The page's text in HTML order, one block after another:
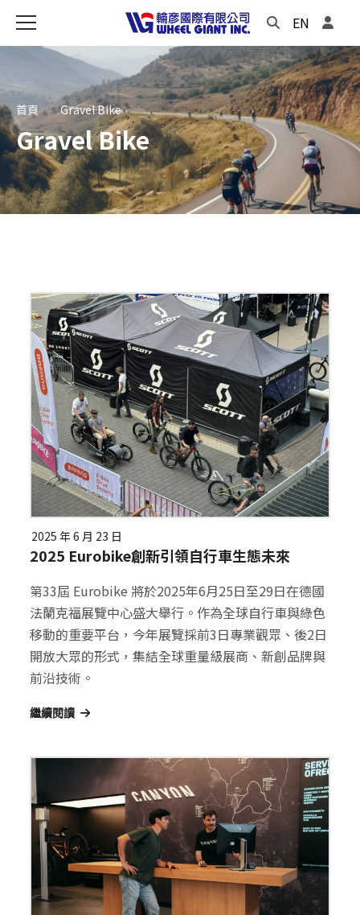
EN
首頁 Gravel Bike
Gravel Bike
2025 年 6 月 23 日
2025 Eurobike創新引領自行車生態未來
第33屆 Eurobike 將於2025年6月25日至29日在德國
法蘭克福展覽中心盛大舉行。作為全球自行車與綠色
移動的重要平台，今年展覽採前3日專業觀眾、後2日
開放大眾的形式，集結全球重量級展商、新創品牌與
前沿技術。
繼續閱讀